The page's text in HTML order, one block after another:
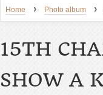
Home › Photo album ›
15TH
SHOW A